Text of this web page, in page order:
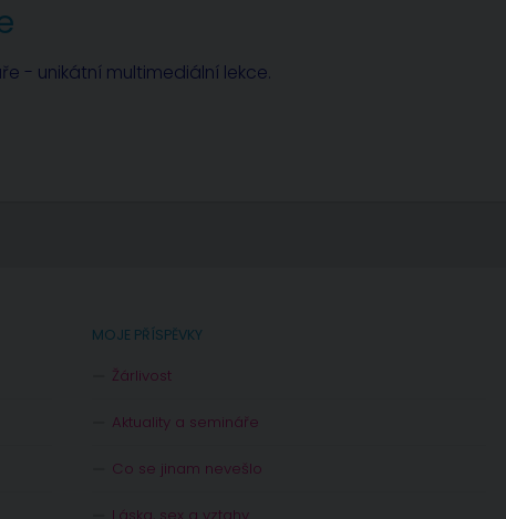
- unikátní multimediální lekce.
MOJE PŘÍSPĚVKY
Žárlivost
Aktuality a semináře
Co se jinam nevešlo